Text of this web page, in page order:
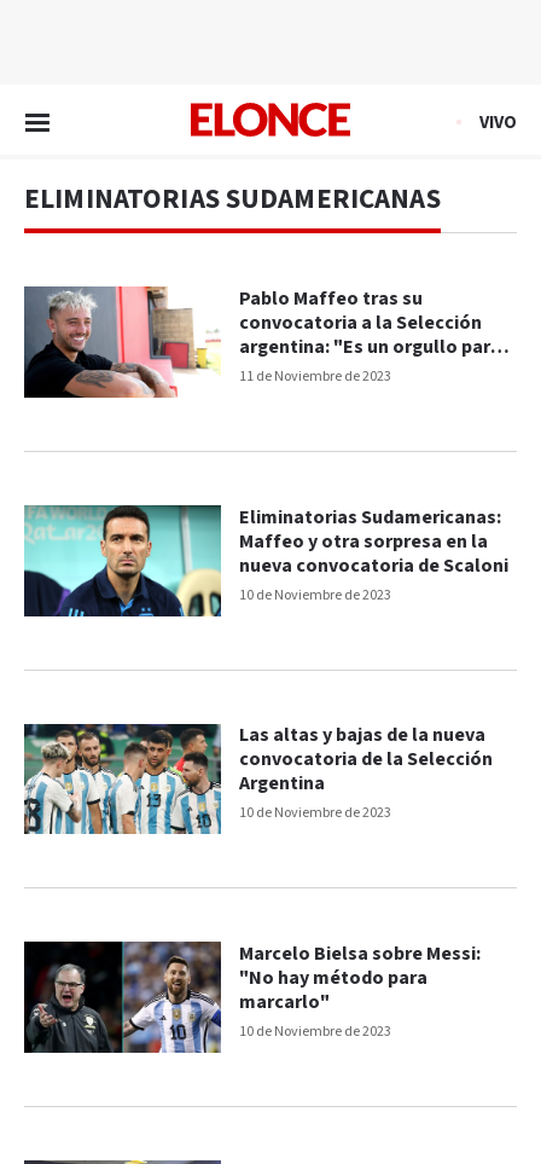
VIVO
ELIMINATORIAS SUDAMERICANAS
11 de Noviembre de 2023
Pablo Maffeo tras su
convocatoria a la Selección
argentina: "Es un orgullo para
mí y la familia"
10 de Noviembre de 2023
Eliminatorias Sudamericanas:
Maffeo y otra sorpresa en la
nueva convocatoria de Scaloni
10 de Noviembre de 2023
Las altas y bajas de la nueva
convocatoria de la Selección
Argentina
10 de Noviembre de 2023
Marcelo Bielsa sobre Messi:
"No hay método para
marcarlo"